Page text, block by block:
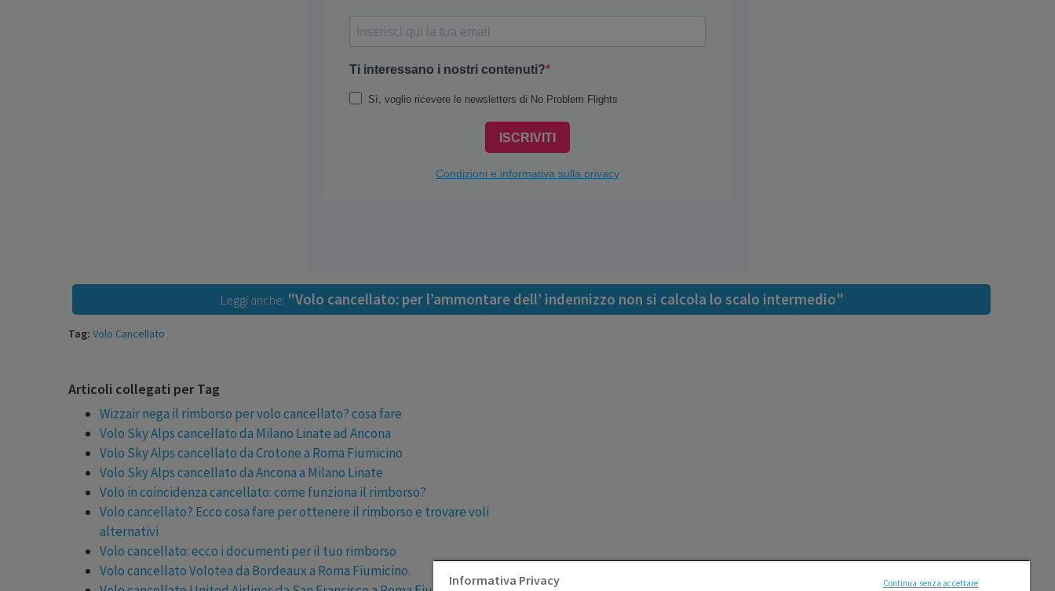
Leggi anche: "Volo cancellato: per l’ammontare dell’ indennizzo non si calcola lo scalo intermedio"
Tag: Volo Cancellato
Articoli collegati per Tag
Wizzair nega il rimborso per volo cancellato? cosa fare
Volo Sky Alps cancellato da Milano Linate ad Ancona
Volo Sky Alps cancellato da Crotone a Roma Fiumicino
Volo Sky Alps cancellato da Ancona a Milano Linate
Volo in coincidenza cancellato: come funziona il rimborso?
Volo cancellato? Ecco cosa fare per ottenere il rimborso e trovare voli
alternativi
Volo cancellato: ecco i documenti per il tuo rimborso
Volo cancellato Volotea da Bordeaux a Roma Fiumicino.
Informativa Privacy Continua senza accettare